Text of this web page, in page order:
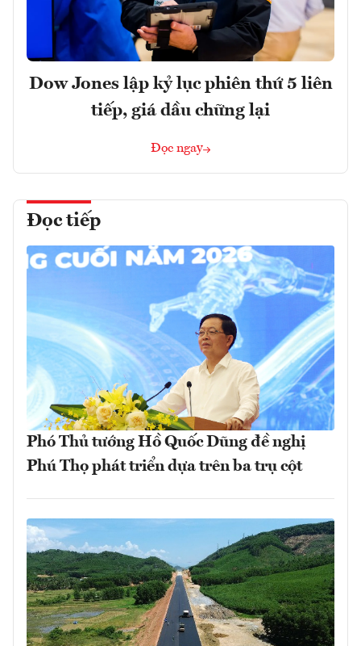
Dow Jones lập kỷ lục phiên thứ 5 liên
tiếp, giá dầu chững lại
Đọc ngay
Đọc tiếp
Phó Thủ tướng Hồ Quốc Dũng đề nghị
Phú Thọ phát triển dựa trên ba trụ cột